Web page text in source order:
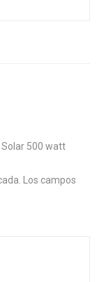
Solar 500 watt
Los campos